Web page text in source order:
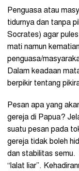
Penguasa atau
tidurnya dan tanpa
Socrates) agar
mati namun
penguasa/
Dalam keadaan
berpikir tentang
Pesan apa yang
gereja di Papua?
suatu pesan pada
gereja tidak boleh
dan stabilitas semu.
“lalat liar”.